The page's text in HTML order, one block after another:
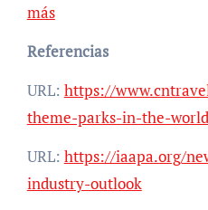
más
Referencias
URL: https://
theme-parks-in-the-world
URL: https://iaapa.org/
industry-outlook